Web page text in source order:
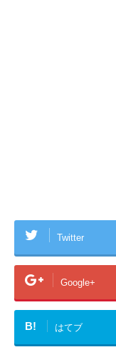
Twitter
Google+
B! はてブ